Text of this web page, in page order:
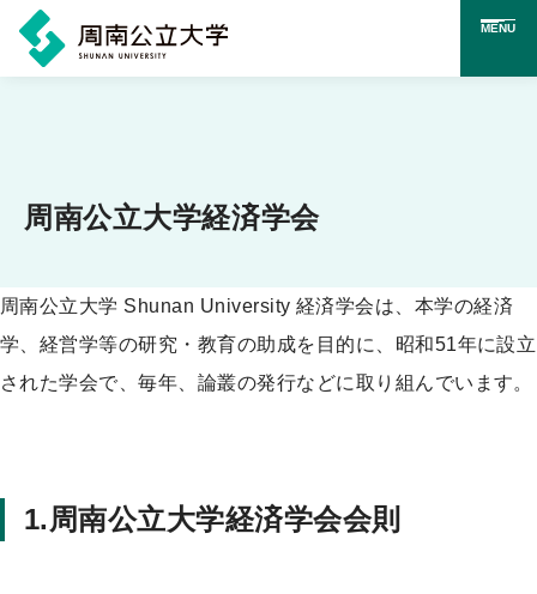
MENU
周南公立大学経済学会
周南公立大学 Shunan University 経済学会は、本学の経済
学、経営学等の研究・教育の助成を目的に、昭和51年に設立
された学会で、毎年、論叢の発行などに取り組んでいます。
1.周南公立大学経済学会会則